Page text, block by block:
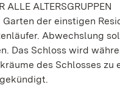
ALLE ALTERSGRUPPEN
der einstigen
Abwechslung
Das Schloss wird
des Schlosses